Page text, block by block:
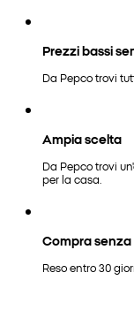
Prezzi bassi
Da Pepco trovi
Ampia scelta
Da Pepco trovi
per la casa.
Compra
Reso entro 30